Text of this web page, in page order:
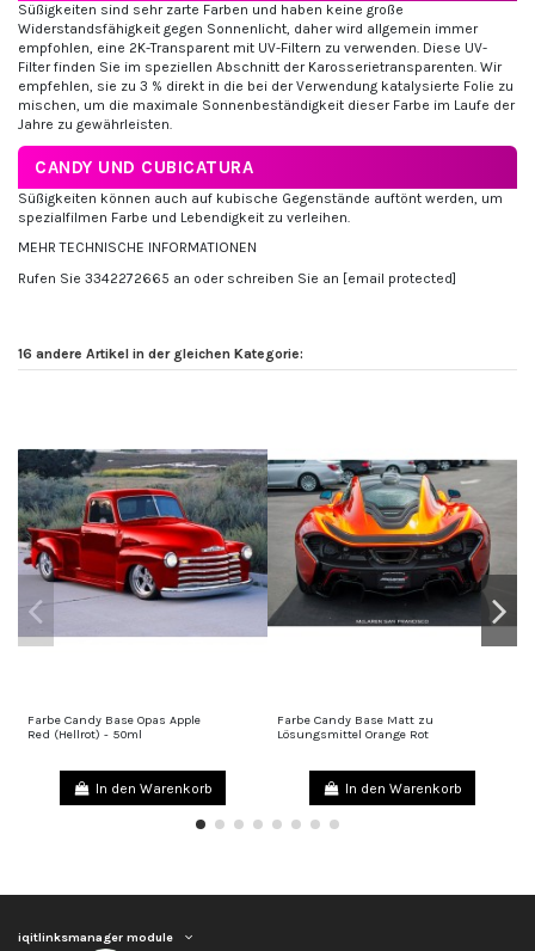
Süßigkeiten sind sehr zarte Farben und haben keine große
Widerstandsfähigkeit gegen Sonnenlicht, daher wird allgemein immer
empfohlen, eine 2K-Transparent mit UV-Filtern zu verwenden. Diese UV-
Filter finden Sie im speziellen Abschnitt der Karosserietransparenten. Wir
empfehlen, sie zu 3 % direkt in die bei der Verwendung katalysierte Folie zu
mischen, um die maximale Sonnenbeständigkeit dieser Farbe im Laufe der
Jahre zu gewährleisten.
CANDY UND CUBICATURA
Süßigkeiten können auch auf kubische Gegenstände auftönt werden, um
spezialfilmen Farbe und Lebendigkeit zu verleihen.
MEHR TECHNISCHE INFORMATIONEN
Rufen Sie 3342272665 an oder schreiben Sie an [email protected]
16 andere Artikel in der gleichen Kategorie:
Farbe Candy Base Opas Apple
Red (Hellrot) - 50ml
In den Warenkorb
Farbe Candy Base Matt zu
Lösungsmittel Orange Rot
In den Warenkorb
iqitlinksmanager module